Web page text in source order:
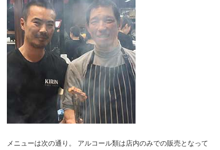
メニューは次の通り。 アルコール類は店内のみでの販売となって